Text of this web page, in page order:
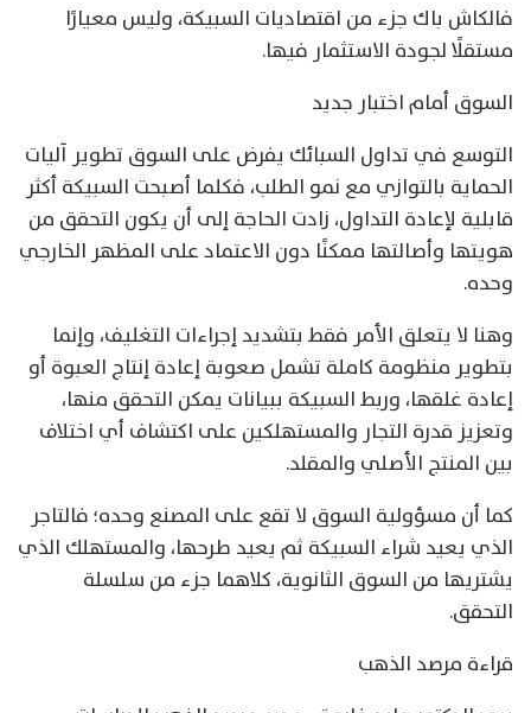
فالكاش باك جزء من اقتصاديات السبيكة، وليس معيارًا
مستقلًا لجودة الاستثمار فيها.
السوق أمام اختبار جديد
التوسع في تداول السبائك يفرض على السوق تطوير آليات
الحماية بالتوازي مع نمو الطلب، فكلما أصبحت السبيكة أكثر
قابلية لإعادة التداول، زادت الحاجة إلى أن يكون التحقق من
هويتها وأصالتها ممكنًا دون الاعتماد على المظهر الخارجي
وحده.
وهنا لا يتعلق الأمر فقط بتشديد إجراءات التغليف، وإنما
بتطوير منظومة كاملة تشمل صعوبة إعادة إنتاج العبوة أو
إعادة غلقها، وربط السبيكة ببيانات يمكن التحقق منها،
وتعزيز قدرة التجار والمستهلكين على اكتشاف أي اختلاف
بين المنتج الأصلي والمقلد.
كما أن مسؤولية السوق لا تقع على المصنع وحده؛ فالتاجر
الذي يعيد شراء السبيكة ثم يعيد طرحها، والمستهلك الذي
يشتريها من السوق الثانوية، كلاهما جزء من سلسلة
التحقق.
قراءة مرصد الذهب